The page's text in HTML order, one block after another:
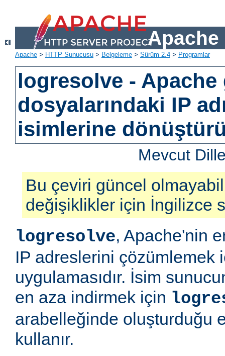
Apache
Apache > HTTP Sunucusu > Belgeleme > Sürüm 2.4 > Programlar
logresolve -
dosyalarındaki IP
isimlerine
Mevcut
Bu çeviri güncel
değişiklikler için İngilizce
logresolve, Apache'nin
IP adreslerini çözümlemek
uygulamasıdır. İsim
en aza indirmek için
arabelleğinde oluşturduğu
kullanır.